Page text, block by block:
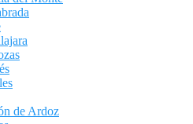
de Ardoz